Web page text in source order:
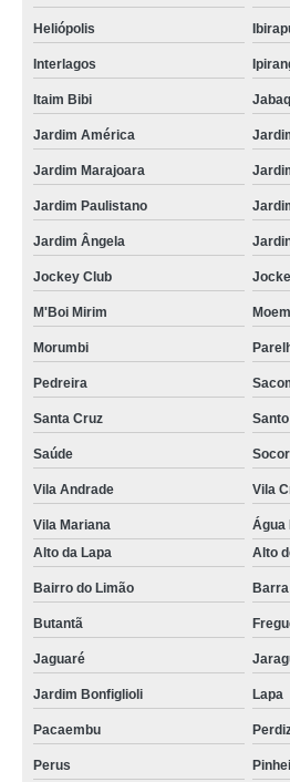
nobreak para servidor de data center
nobreak para servidor dell Bauru
locação de nobreak de servidor para rede
locação de servidor nobreak Água Rasa
nobreak servidor de rede Cubatão
nobreak de servidor data center valor
nobreak rack servidor Taboão da Serra
nobreak rack servidor valor Osasco
locação de nobreak de servidor data center
nobreak para servidor de rede valor Paulínia
locação de nobreak servidor de rede
locação de nobreak de servidor data center
locação de nobreak servidor Raposo
nobreak de servidor de rede Vila Maria
locação de nobreak servidor Rio Grande da
locação de nobreak rack servidor Tucuruvi
locação de nobreak para servidor de rede
Heliópolis
Interlagos
Itaim Bibi
Jardim América
Jardim Marajoara
Jardim Paulistano
Jardim Ângela
Jockey Club
M'Boi Mirim
Morumbi
Pedreira
Santa Cruz
Saúde
Vila Andrade Vila
Vila Mariana
Água
Alto da Lapa
Alto
Bairro do Limão
Butantã
Jaguaré
Jardim Bonfiglioli Lapa
Pacaembu
Perus